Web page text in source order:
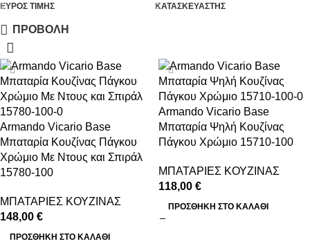
ΕΥΡΟΣ ΤΙΜΗΣ ΚΑΤΑΣΚΕΥΑΣΤΗΣ
ΠΡΟΒΟΛΗ
Armando Vicario Base
Μπαταρία Κουζίνας Πάγκου
Χρώμιο Με Ντους και Σπιράλ
15780-100
ΜΠΑΤΑΡΙΕΣ ΚΟΥΖΙΝΑΣ
148,00 €
ΠΡΟΣΘΉΚΗ ΣΤΟ ΚΑΛΆΘΙ
Armando Vicario Base
Μπαταρία Ψηλή Κουζίνας
Πάγκου Χρώμιο 15710-100
ΜΠΑΤΑΡΙΕΣ ΚΟΥΖΙΝΑΣ
118,00 €
ΠΡΟΣΘΉΚΗ ΣΤΟ ΚΑΛΆΘΙ